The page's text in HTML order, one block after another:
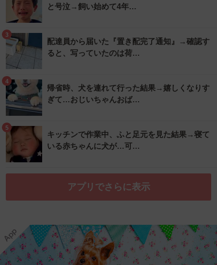
と号泣→飼い始めて4年…
3
配達員から届いた『置き配完了通知』→確認す
ると、写っていたのは荷…
4
帰省時、犬を連れて行った結果→嬉しくなりす
ぎて…おじいちゃんおば…
5
キッチンで作業中、ふと足元を見た結果→寝て
いる赤ちゃんに犬が…可…
アプリでさらに表示